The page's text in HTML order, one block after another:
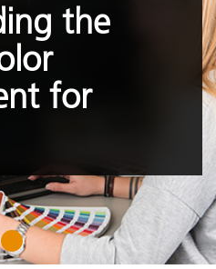
the
for
1